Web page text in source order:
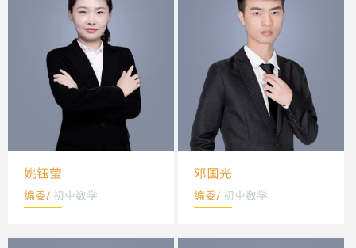
姚钰莹
编委/ 初中数学
邓国光
编委/ 初中数学